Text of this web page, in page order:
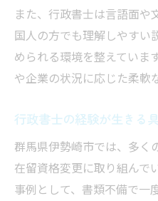
また、行政書士は言語面
国人の方でも理解しやすい
められる環境を整えていま
や企業の状況に応じた柔軟
行政書士の経験が生きる
群馬県伊勢崎市では、多く
在留資格変更に取り組んで
事例として、書類不備で一